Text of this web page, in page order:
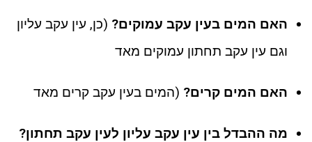
האם המים בעין עקב עמוקים? (כן, עין עקב עליון
וגם עין עקב תחתון עמוקים מאד
האם המים קרים? (המים בעין עקב קרים מאד
מה ההבדל בין עין עקב עליון לעין עקב תחתון?